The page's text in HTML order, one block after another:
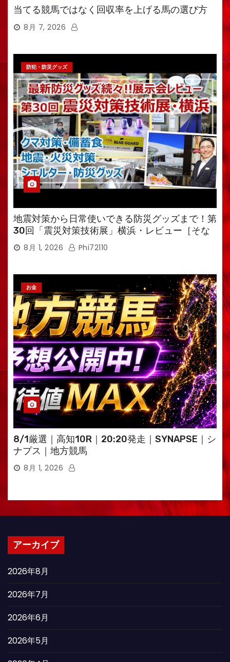
当てる競馬ではなく回収率を上げる馬の選び方
8月 7, 2026
防犯・防災グッズ
地震対策から日常使いできる防災グッズまで！第
30回「震災対策技術展」横浜・レビュー［そな
えるTV・高荷智也］
8月 1, 2026 Phi72110
お金
8/1厳選｜高知10R｜20:20発走｜SYNAPSE｜シ
ナプス｜地方競馬
8月 1, 2026
アーカイブ
2026年8月
2026年7月
2026年6月
2026年5月